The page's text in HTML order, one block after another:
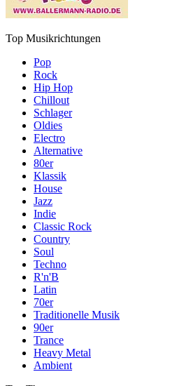
Top Musikrichtungen
Pop
Rock
Hip Hop
Chillout
Schlager
Oldies
Electro
Alternative
80er
Klassik
House
Jazz
Indie
Classic Rock
Country
Soul
Techno
R'n'B
Latin
70er
Traditionelle Musik
90er
Trance
Heavy Metal
Ambient